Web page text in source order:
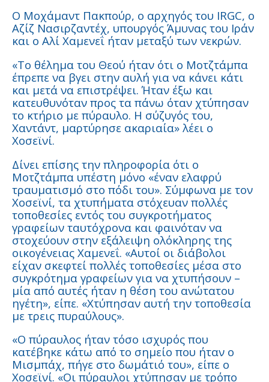
Ο Μοχάμαντ Πακπούρ, ο αρχηγός του IRGC, ο
Αζίζ Νασιρζαντέχ, υπουργός Άμυνας του Ιράν
και ο Αλί Χαμενεΐ ήταν μεταξύ των νεκρών.
«Το θέλημα του Θεού ήταν ότι ο Μοτζτάμπα
έπρεπε να βγει στην αυλή για να κάνει κάτι
και μετά να επιστρέψει. Ήταν έξω και
κατευθυνόταν προς τα πάνω όταν χτύπησαν
το κτήριο με πύραυλο. Η σύζυγός του,
Χαντάντ, μαρτύρησε ακαριαία» λέει ο
Χοσεϊνί.
Δίνει επίσης την πληροφορία ότι ο
Μοτζτάμπα υπέστη μόνο «έναν ελαφρύ
τραυματισμό στο πόδι του». Σύμφωνα με τον
Χοσεϊνί, τα χτυπήματα στόχευαν πολλές
τοποθεσίες εντός του συγκροτήματος
γραφείων ταυτόχρονα και φαινόταν να
στοχεύουν στην εξάλειψη ολόκληρης της
οικογένειας Χαμενεΐ. «Αυτοί οι διάβολοι
είχαν σκεφτεί πολλές τοποθεσίες μέσα στο
συγκρότημα γραφείων για να χτυπήσουν –
μία από αυτές ήταν η θέση του ανώτατου
ηγέτη», είπε. «Χτύπησαν αυτή την τοποθεσία
με τρεις πυραύλους».
«Ο πύραυλος ήταν τόσο ισχυρός που
κατέβηκε κάτω από το σημείο που ήταν ο
Μισμπάχ, πήγε στο δωμάτιό του», είπε ο
Χοσεϊνί. «Οι πύραυλοι χτύπησαν με τρόπο